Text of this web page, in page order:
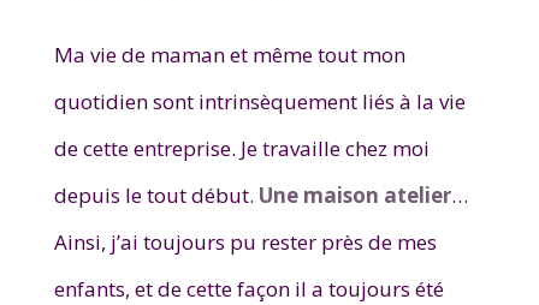
Ma vie de maman et même tout mon
quotidien sont intrinsèquement liés à la vie
de cette entreprise. Je travaille chez moi
depuis le tout début. Une maison atelier…
Ainsi, j’ai toujours pu rester près de mes
enfants, et de cette façon il a toujours été